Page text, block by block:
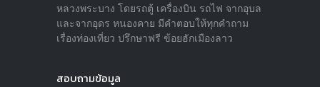
หลวงพระบาง โดยรถตู้ เครื่องบิน รถไฟ จากอุบล
และจากอุดร หนองคาย มีคำตอบให้ทุกคำถาม
เรื่องท่องเที่ยว ปรึกษาฟรี ข้อยฮักเมืองลาว
สอบถามข้อมูล